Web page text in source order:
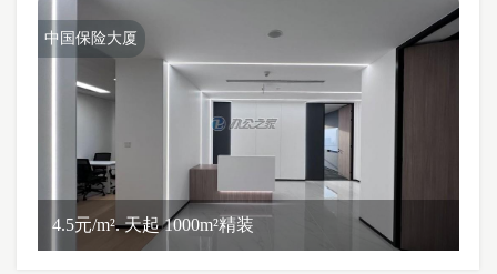
中国保险大厦
4.5元/m². 天起 1000m²精装